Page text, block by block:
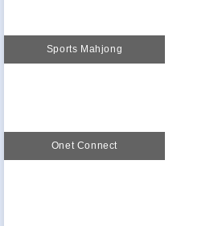
Sports Mahjong
Onet Connect